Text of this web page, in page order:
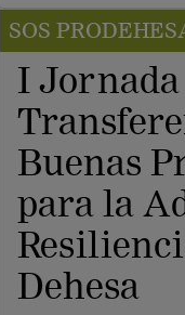
SOS
I Jornada
Buenas
para la
Dehesa